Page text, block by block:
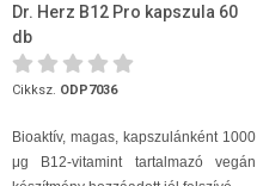
Dr. Herz B12 Pro kapszula 60
db
Cikksz. ODP7036
Bioaktív, magas, kapszulánként 1000
μg B12-vitamint tartalmazó vegán